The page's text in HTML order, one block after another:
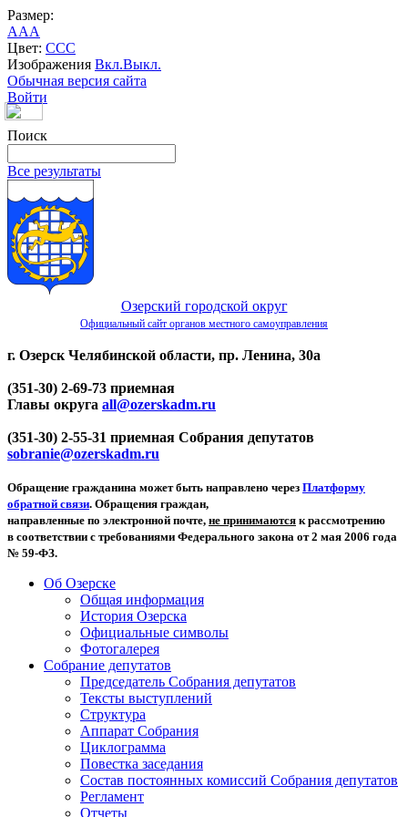
Размер:
AAA
Цвет: CCC
Изображения Вкл.Выкл.
Обычная версия сайта
Войти
Поиск
Все результаты
Озерский городской округ
Официальный сайт органов местного самоуправления
г. Озерск Челябинской области, пр. Ленина, 30а
(351-30) 2-69-73 приемная
Главы округа all@ozerskadm.ru
(351-30) 2-55-31 приемная Собрания депутатов
sobranie@ozerskadm.ru
Обращение гражданина может быть направлено через Платформу
обратной связи. Обращения граждан,
направленные по электронной почте, не принимаются к рассмотрению
в соответствии с требованиями Федерального закона от 2 мая 2006 года
№ 59-ФЗ.
Об Озерске
Общая информация
История Озерска
Официальные символы
Фотогалерея
Собрание депутатов
Председатель Собрания депутатов
Тексты выступлений
Структура
Аппарат Собрания
Циклограмма
Повестка заседания
Состав постоянных комиссий Собрания депутатов
Регламент
Отчеты